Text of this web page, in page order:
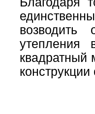
возводить
утепления
квадратный
конструкции